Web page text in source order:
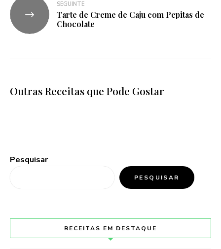
SEGUINTE
Tarte de Creme de Caju com Pepitas de
Chocolate
Outras Receitas que Pode Gostar
Pesquisar
PESQUISAR
RECEITAS EM DESTAQUE